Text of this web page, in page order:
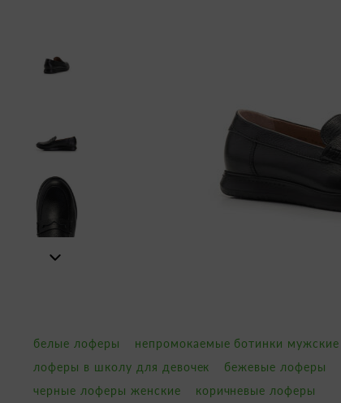
белые лоферы
непромокаемые ботинки мужские
лоферы в школу для девочек
бежевые лоферы
черные лоферы женские
коричневые лоферы